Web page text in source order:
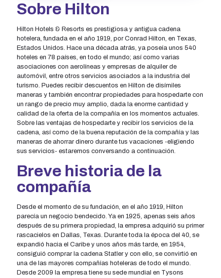
Sobre Hilton
Hilton Hotels & Resorts es prestigiosa y antigua cadena
hotelera, fundada en el año 1919, por Conrad Hilton, en Texas,
Estados Unidos. Hace una década atrás, ya poseía unos 540
hoteles en 78 países, en todo el mundo; así como varias
asociaciones con aerolíneas y empresas de alquiler de
automóvil, entre otros servicios asociados a la industria del
turismo. Puedes recibir descuentos en Hilton de disímiles
maneras y también encontrar propiedades para hospedarte con
un rango de precio muy amplio, dada la enorme cantidad y
calidad de la oferta de la compañía en los momentos actuales.
Sobre las ventajas de hospedarte y recibir los servicios de la
cadena, así como de la buena reputación de la compañía y las
maneras de ahorrar dinero durante tus vacaciones -eligiendo
sus servicios- estaremos conversando a continuación.
Breve historia de la
compañía
Desde el momento de su fundación, en el año 1919, Hilton
parecía un negocio bendecido. Ya en 1925, apenas seis años
después de su primera propiedad, la empresa adquirió su primer
rascacielos en Dallas, Texas. Durante toda la época del 40, se
expandió hacia el Caribe y unos años más tarde, en 1954,
consiguió comprar la cadena Statler y con ello, se convirtió en
una de las mayores compañías hoteleras de todo el mundo.
Desde 2009 la empresa tiene su sede mundial en Tysons